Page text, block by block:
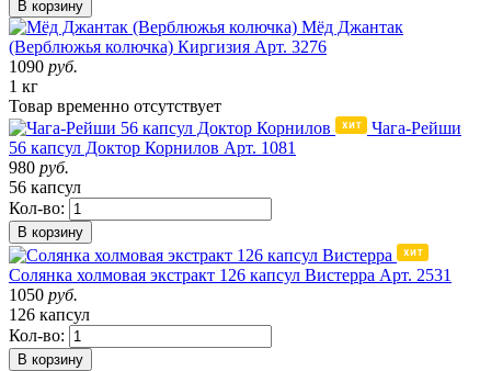
В корзину
Мёд Джантак
(Верблюжья колючка) Киргизия Арт. 3276
1090 руб.
1 кг
Товар временно отсутствует
Чага-Рейши
56 капсул Доктор Корнилов Арт. 1081
980 руб.
56 капсул
Кол-во:
В корзину
Солянка холмовая экстракт 126 капсул Вистерра Арт. 2531
1050 руб.
126 капсул
Кол-во:
В корзину